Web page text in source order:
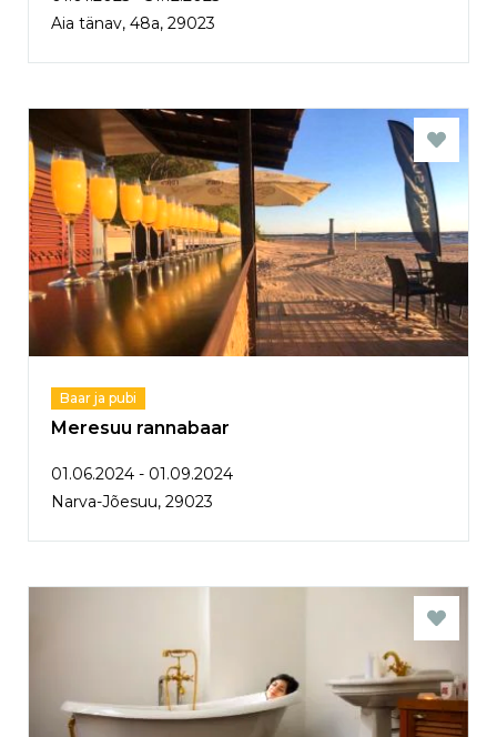
Aia tänav, 48a, 29023
Baar ja pubi
Meresuu rannabaar
01.06.2024 - 01.09.2024
Narva-Jõesuu, 29023